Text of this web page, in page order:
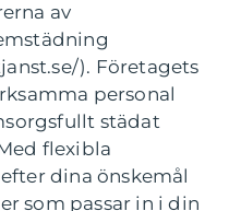
av
). Företagets
personal
städat
flexibla
dina önskemål
som passar in i din